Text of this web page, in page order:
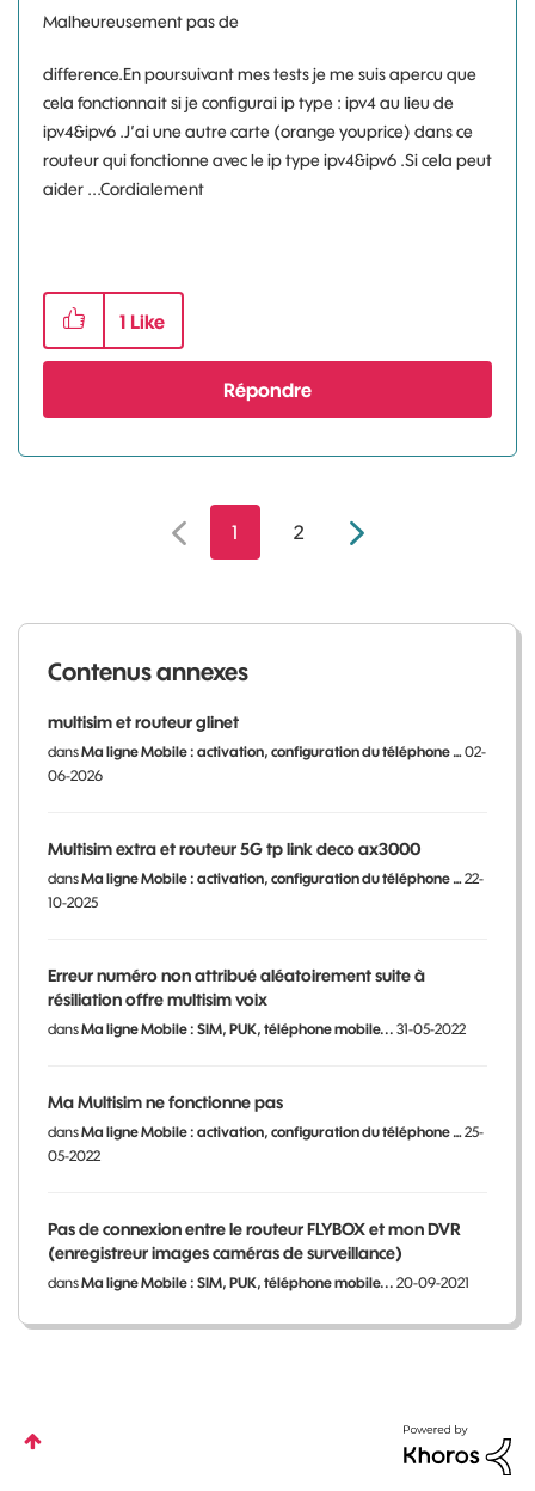
Malheureusement pas de
difference.En poursuivant mes tests je me suis apercu que
cela fonctionnait si je configurai ip type : ipv4 au lieu de
ipv4&ipv6 .J’ai une autre carte (orange youprice) dans ce
routeur qui fonctionne avec le ip type ipv4&ipv6 .Si cela peut
aider ...Cordialement
1 Like
Répondre
1 2
Contenus annexes
multisim et routeur glinet
dansMa ligne Mobile : activation, configuration du téléphone … 02-
06-2026
Multisim extra et routeur 5G tp link deco ax3000
dansMa ligne Mobile : activation, configuration du téléphone … 22-
10-2025
Erreur numéro non attribué aléatoirement suite à
résiliation offre multisim voix
dansMa ligne Mobile : SIM, PUK, téléphone mobile... 31-05-2022
Ma Multisim ne fonctionne pas
dansMa ligne Mobile : activation, configuration du téléphone … 25-
05-2022
Pas de connexion entre le routeur FLYBOX et mon DVR
(enregistreur images caméras de surveillance)
dansMa ligne Mobile : SIM, PUK, téléphone mobile... 20-09-2021